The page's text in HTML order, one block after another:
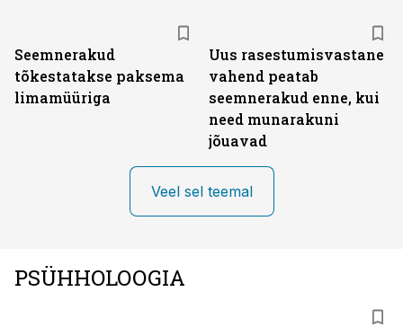
Seemnerakud
tõkestatakse paksema
limamüüriga
Uus rasestumisvastane
vahend peatab
seemnerakud enne, kui
need munarakuni
jõuavad
Veel sel teemal
PSÜHHOLOOGIA